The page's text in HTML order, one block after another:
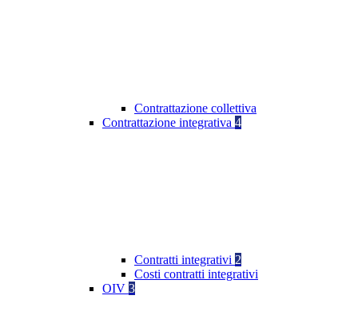
Contrattazione collettiva
Contrattazione integrativa 4
Contratti integrativi 2
Costi contratti integrativi
OIV 3